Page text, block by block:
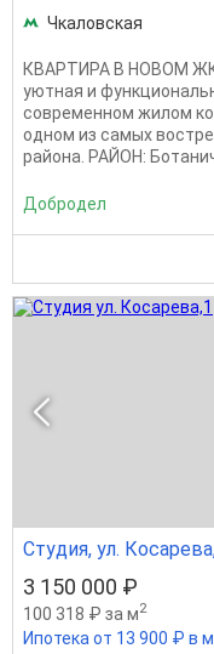
Чкаловская
КВАРТИРА В НОВОМ ЖК
уютная и
современном жилом
одном из самых
района. РАЙОН:
Добродел
Студия, ул.
3 150 000 ₽
100 318 ₽ за м2
Ипотека от 13 900 ₽ в